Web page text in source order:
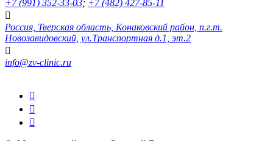
+7 (991) 352-33-03; +7 (482) 427-85-11
Россия, Тверская область, Конаковский район, п.г.т.
Новозавидовский, ул.Транспортная д.1, эт.2
info@zv-clinic.ru